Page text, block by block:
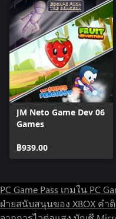
JM Neto Game Dev 06
Games
฿939.00
PC Game Pass เกมใน PC
ฝ่ายสนับสนุนของ XBOX คำ